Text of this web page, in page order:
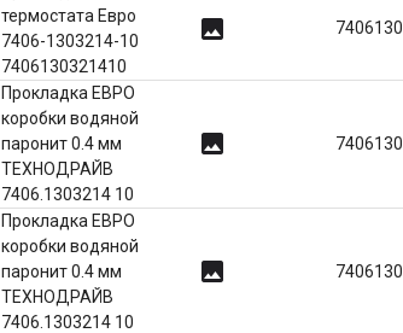
термостата Евро
7406-1303214-10
7406130321410
image
Прокладка ЕВРО
коробки водяной
паронит 0.4 мм
ТЕХНОДРАЙВ
7406.1303214 10
image
Прокладка ЕВРО
коробки водяной
паронит 0.4 мм
ТЕХНОДРАЙВ
7406.1303214 10
image